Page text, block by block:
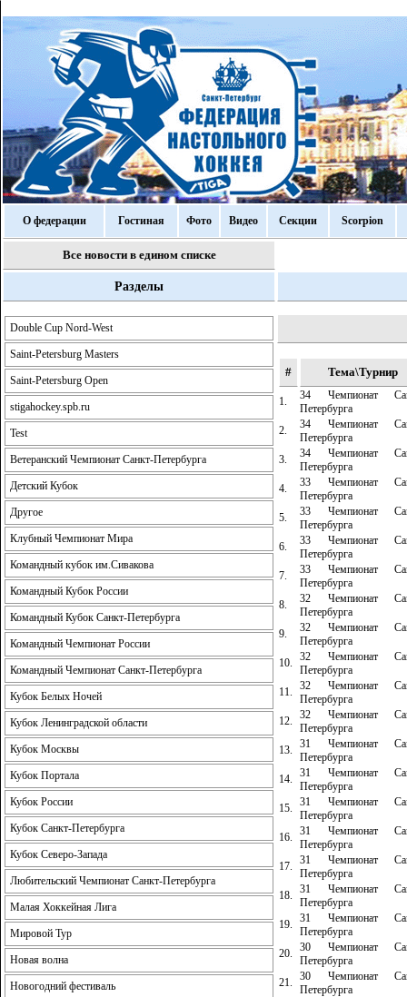
О федерации Гостиная Фото Видео Секции Scorpion
Все новости в едином списке
Разделы
Double Cup Nord-West
Saint-Petersburg Masters
Saint-Petersburg Open
stigahockey.spb.ru
Test
Ветеранский Чемпионат Санкт-Петербурга
Детский Кубок
Другое
Клубный Чемпионат Мира
Командный кубок им.Сивакова
Командный Кубок России
Командный Кубок Санкт-Петербурга
Командный Чемпионат России
Командный Чемпионат Санкт-Петербурга
Кубок Белых Ночей
Кубок Ленинградской области
Кубок Москвы
Кубок Портала
Кубок России
Кубок Санкт-Петербурга
Кубок Северо-Запада
Любительский Чемпионат Санкт-Петербурга
Малая Хоккейная Лига
Мировой Тур
Новая волна
Новогодний фестиваль
# Тема\Турнир
1.
34 Чемпионат
Петербурга
2.
34 Чемпионат
Петербурга
3.
34 Чемпионат
Петербурга
4.
33 Чемпионат
Петербурга
5.
33 Чемпионат
Петербурга
6.
33 Чемпионат
Петербурга
7.
33 Чемпионат
Петербурга
8.
32 Чемпионат
Петербурга
9.
32 Чемпионат
Петербурга
10.
32 Чемпионат
Петербурга
11.
32 Чемпионат
Петербурга
12.
32 Чемпионат
Петербурга
13.
31 Чемпионат
Петербурга
14.
31 Чемпионат
Петербурга
15.
31 Чемпионат
Петербурга
16.
31 Чемпионат
Петербурга
17.
31 Чемпионат
Петербурга
18.
31 Чемпионат
Петербурга
19.
31 Чемпионат
Петербурга
20.
30 Чемпионат
Петербурга
21.
30 Чемпионат
Петербурга